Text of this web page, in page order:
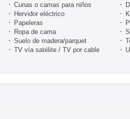
Cunas o camas para niños
Hervidor eléctrico
Papeleras
Ropa de cama
Suelo de madera/parquet
TV vía satélite / TV por cable